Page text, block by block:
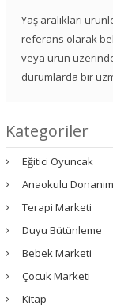
Yaş aralıkları
referans olarak
veya ürün
durumlarda bir
Kategoriler
Eğitici Oyuncak
Anaokulu
Terapi Marketi
Duyu Bütünleme
Bebek Marketi
Çocuk Marketi
Kitap